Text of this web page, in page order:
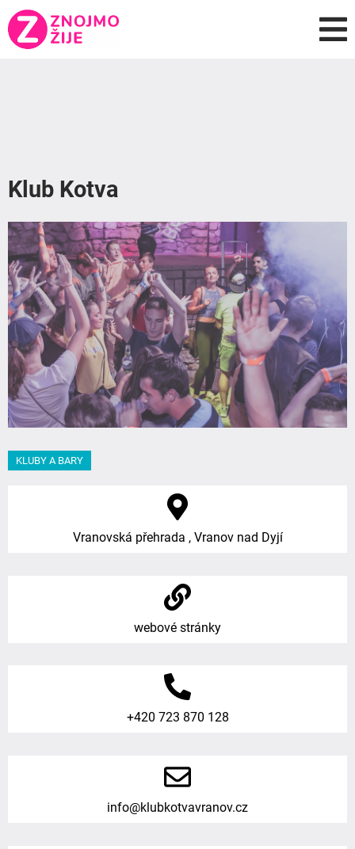
Klub Kotva
KLUBY A BARY
Vranovská přehrada , Vranov nad Dyjí
webové stránky
+420 723 870 128
info@klubkotvavranov.cz